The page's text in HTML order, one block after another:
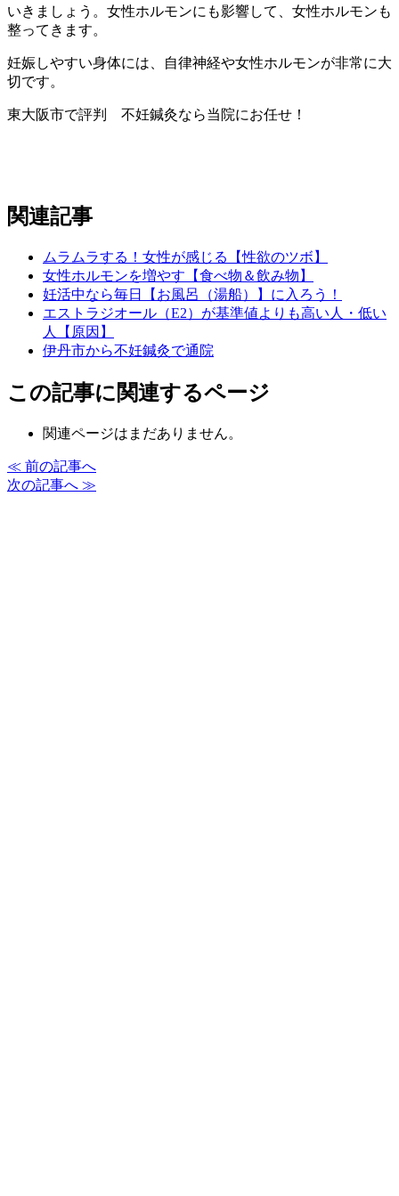
いきましょう。女性ホルモンにも影響して、女性ホルモンも
整ってきます。
妊娠しやすい身体には、自律神経や女性ホルモンが非常に大
切です。
東大阪市で評判 不妊鍼灸なら当院にお任せ！
関連記事
ムラムラする！女性が感じる【性欲のツボ】
女性ホルモンを増やす【食べ物＆飲み物】
妊活中なら毎日【お風呂（湯船）】に入ろう！
エストラジオール（E2）が基準値よりも高い人・低い
人【原因】
伊丹市から不妊鍼灸で通院
この記事に関連するページ
関連ページはまだありません。
≪ 前の記事へ
次の記事へ ≫